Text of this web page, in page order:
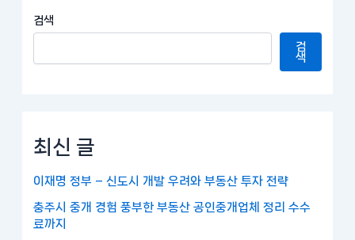
검색
검
색
최신 글
이재명 정부 – 신도시 개발 우려와 부동산 투자 전략
충주시 중개 경험 풍부한 부동산 공인중개업체 정리 수수
료까지